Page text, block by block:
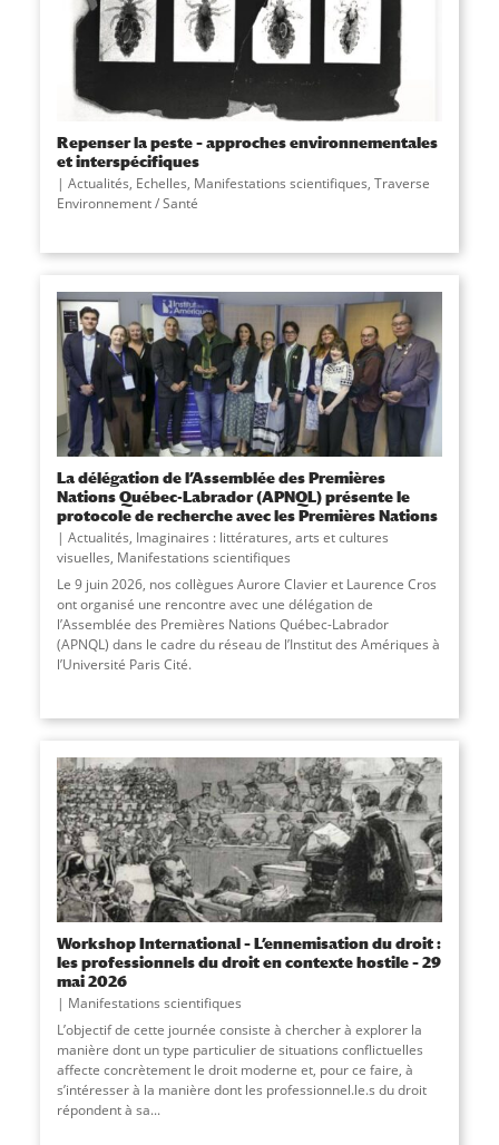
Repenser la peste – approches environnementales
et interspécifiques
Actualités, Echelles, Manifestations scientifiques, Traverse
Environnement / Santé
La délégation de l’Assemblée des Premières
Nations Québec-Labrador (APNQL) présente le
protocole de recherche avec les Premières Nations
Actualités, Imaginaires : littératures, arts et cultures
visuelles, Manifestations scientifiques
Le 9 juin 2026, nos collègues Aurore Clavier et Laurence Cros
ont organisé une rencontre avec une délégation de
l’Assemblée des Premières Nations Québec-Labrador
(APNQL) dans le cadre du réseau de l’Institut des Amériques à
l’Université Paris Cité.
Workshop International – L’ennemisation du droit :
les professionnels du droit en contexte hostile – 29
mai 2026
Manifestations scientifiques
L’objectif de cette journée consiste à chercher à explorer la
manière dont un type particulier de situations conflictuelles
affecte concrètement le droit moderne et, pour ce faire, à
s’intéresser à la manière dont les professionnel.le.s du droit
répondent à sa...